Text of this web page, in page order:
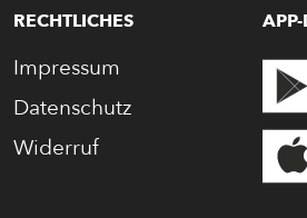
RECHTLICHES
Impressum
Datenschutz
Widerruf